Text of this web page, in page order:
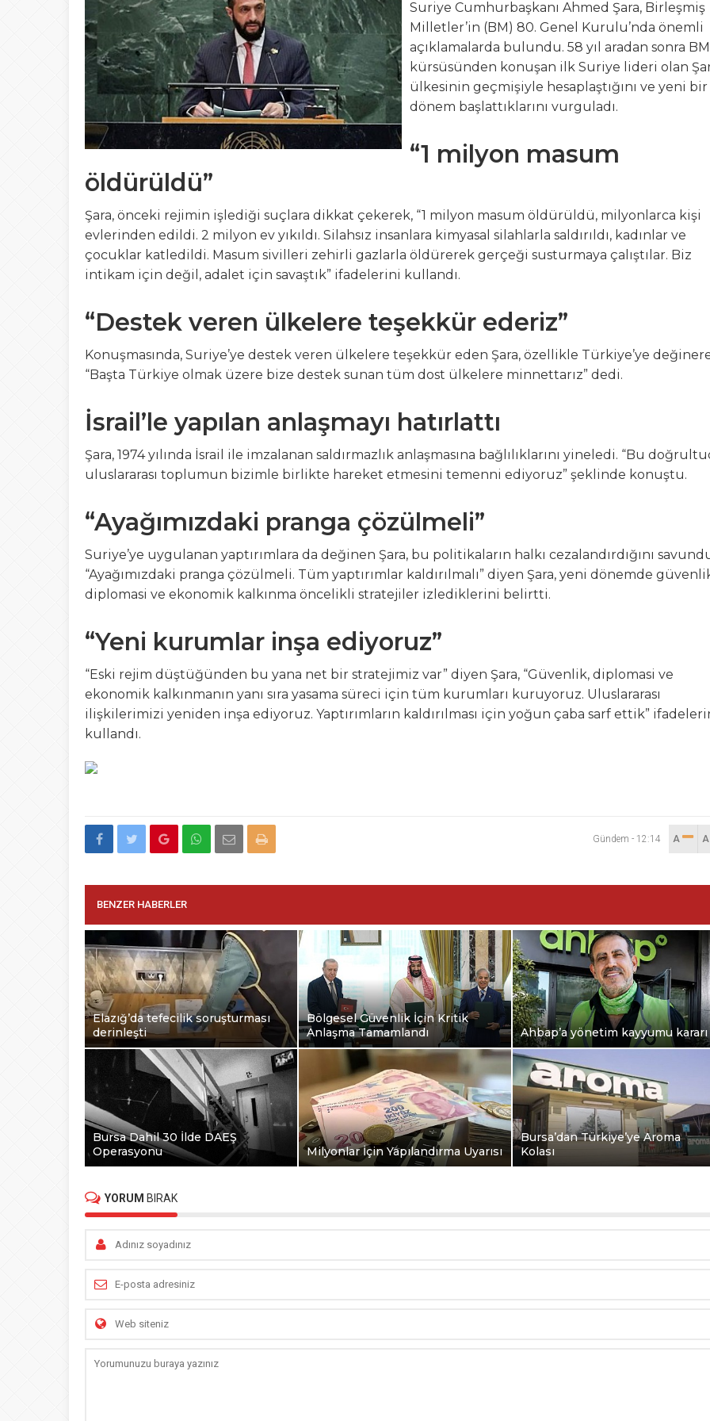
16:44 GEMLİK’TE AŞURELER BİBA VE VARANK’TAN
12:20 Bursa Fashion WEEK 9 Uluslararası Moda Günleri için geri sayım başladı
23:41 OKUR GEZER TUR, GEMLİK ÇIKIŞLI KÜLTÜR TURLARINA DEVAM EDİYOR
21:03 Gemlik’ten Gagauzya’ya Uzanan Dostluk Köprüsü
17:35
Suriye Cumhurbaşkanı Ahmed Şara, Birleşmiş
Milletler’in (BM) 80. Genel Kurulu’nda önemli
açıklamalarda bulundu. 58 yıl aradan sonra BM
kürsüsünden konuşan ilk Suriye lideri olan
ülkesinin geçmişiyle hesaplaştığını ve yeni bir
dönem başlattıklarını vurguladı.
“1 milyon masum
öldürüldü”
Şara, önceki rejimin işlediği suçlara dikkat çekerek, “1 milyon masum öldürüldü, milyonlarca kişi
evlerinden edildi. 2 milyon ev yıkıldı. Silahsız insanlara kimyasal silahlarla saldırıldı, kadınlar ve
çocuklar katledildi. Masum sivilleri zehirli gazlarla öldürerek gerçeği susturmaya çalıştılar. Biz
intikam için değil, adalet için savaştık” ifadelerini kullandı.
“Destek veren ülkelere teşekkür ederiz”
Konuşmasında, Suriye’ye destek veren ülkelere teşekkür eden Şara, özellikle Türkiye’ye
“Başta Türkiye olmak üzere bize destek sunan tüm dost ülkelere minnettarız” dedi.
İsrail’le yapılan anlaşmayı hatırlattı
Şara, 1974 yılında İsrail ile imzalanan saldırmazlık anlaşmasına bağlılıklarını yineledi. “Bu
uluslararası toplumun bizimle birlikte hareket etmesini temenni ediyoruz” şeklinde konuştu.
“Ayağımızdaki pranga çözülmeli”
Suriye’ye uygulanan yaptırımlara da değinen Şara, bu politikaların halkı cezalandırdığını
“Ayağımızdaki pranga çözülmeli. Tüm yaptırımlar kaldırılmalı” diyen Şara, yeni dönemde
diplomasi ve ekonomik kalkınma öncelikli stratejiler izlediklerini belirtti.
“Yeni kurumlar inşa ediyoruz”
“Eski rejim düştüğünden bu yana net bir stratejimiz var” diyen Şara, “Güvenlik, diplomasi ve
ekonomik kalkınmanın yanı sıra yasama süreci için tüm kurumları kuruyoruz. Uluslararası
ilişkilerimizi yeniden inşa ediyoruz. Yaptırımların kaldırılması için yoğun çaba sarf ettik”
kullandı.
Gündem - 12:14 A
A
BENZER HABERLER
Elazığ’da tefecilik soruşturması
derinleşti
Bölgesel Güvenlik İçin Kritik
Anlaşma Tamamlandı
Ahbap’a yönetim kayyumu kararı
Bursa Dahil 30 İlde DAEŞ
Operasyonu
Milyonlar İçin Yapılandırma Uyarısı
Bursa’dan Türkiye’ye Aroma
Kolası
YORUM BIRAK